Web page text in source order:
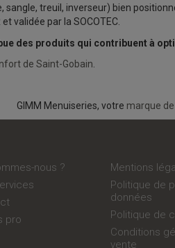
sangle, treuil, inverseur) bien
validée par la SOCOTEC.
des produits qui contribuent à
de Saint-Gobain
GIMM Menuiseries, votre marque
nous ?
pro
Mentions
Politique de protection des
données
Politique de
Conditions générales de
vente